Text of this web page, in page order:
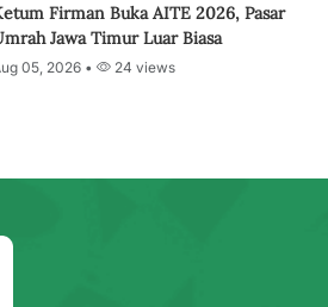
Firman Buka AITE 2026, Pasar
Jawa Timur Luar Biasa
05, 2026 • 24 views